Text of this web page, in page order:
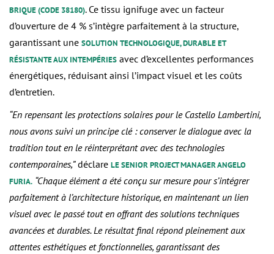
BRIQUE (CODE 38180). Ce tissu ignifuge avec un facteur
d’ouverture de 4 % s’intègre parfaitement à la structure,
garantissant une SOLUTION TECHNOLOGIQUE, DURABLE ET
RÉSISTANTE AUX INTEMPÉRIES avec d’excellentes performances
énergétiques, réduisant ainsi l’impact visuel et les coûts
d’entretien.
“En repensant les protections solaires pour le Castello Lambertini,
nous avons suivi un principe clé : conserver le dialogue avec la
tradition tout en le réinterprétant avec des technologies
contemporaines,”déclare LE SENIOR PROJECT MANAGER ANGELO
FURIA. “Chaque élément a été conçu sur mesure pour s’intégrer
parfaitement à l’architecture historique, en maintenant un lien
visuel avec le passé tout en offrant des solutions techniques
avancées et durables. Le résultat final répond pleinement aux
attentes esthétiques et fonctionnelles, garantissant des